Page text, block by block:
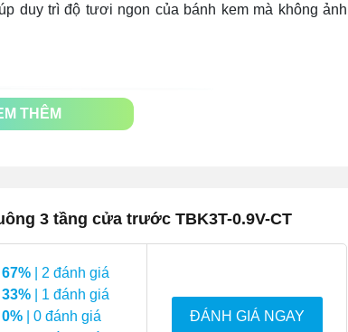
duy trì độ tươi ngon của bánh kem mà không ảnh
THÊM
3 tầng cửa trước TBK3T-0.9V-CT
67% | 2 đánh giá
33% | 1 đánh giá
0% | 0 đánh giá
ĐÁNH GIÁ NGAY